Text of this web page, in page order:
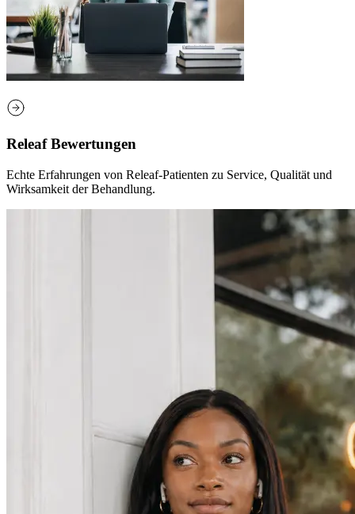
Releaf Bewertungen‌‍
Echte Erfahrungen von Releaf-Patienten zu Service, Qualität und
Wirksamkeit der Behandlung.